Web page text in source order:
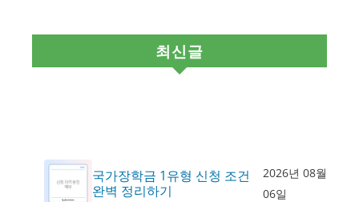
최신글
국가장학금 1유형 신청 조건
완벽 정리하기
2026년 08월
06일